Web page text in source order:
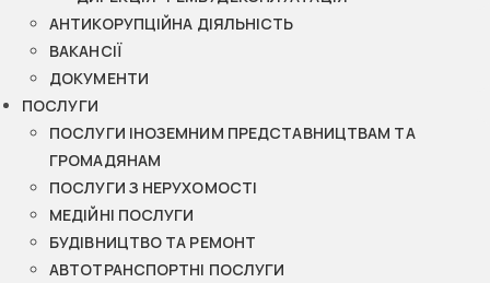
АНТИКОРУПЦІЙНА ДІЯЛЬНІСТЬ
ВАКАНСІЇ
ДОКУМЕНТИ
ПОСЛУГИ
ПОСЛУГИ ІНОЗЕМНИМ ПРЕДСТАВНИЦТВАМ ТА
ГРОМАДЯНАМ
ПОСЛУГИ З НЕРУХОМОСТІ
МЕДІЙНІ ПОСЛУГИ
БУДІВНИЦТВО ТА РЕМОНТ
АВТОТРАНСПОРТНІ ПОСЛУГИ